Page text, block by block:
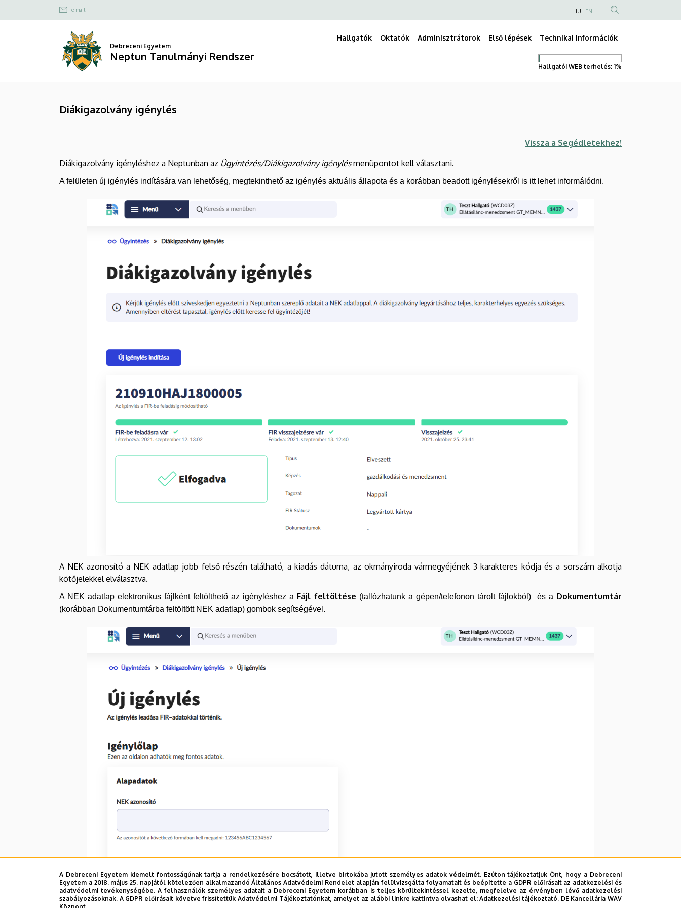
Diákigazolvány
Rendszer
a
Felső
menü
e-mail HU EN
Debreceni Egyetem
Neptun Tanulmányi Rendszer
navigáció
Hallgatók Oktatók Adminisztrátorok Első lépések Technikai információk
Hallgatói WEB terhelés: 1%
Diákigazolvány igénylés
Vissza a Segédletekhez!
Diákigazolvány igényléshez a Neptunban az Ügyintézés/Diákigazolvány igénylésmenüpontot kell választani.
A felületen új igénylés indítására van lehetőség, megtekinthető az igénylés aktuális állapota és a korábban beadott igénylésekről is itt lehet informálódni.
A NEK azonosító a NEK adatlap jobb felső részén található, a kiadás dátuma, az okmányiroda vármegyéjének 3 karakteres kódja és a sorszám alkotja
kötőjelekkel elválasztva.
A NEK adatlap elektronikus fájlként feltölthető az igényléshez a Fájl feltöltése (tallózhatunk a gépen/telefonon tárolt fájlokból) és a Dokumentumtár
(korábban Dokumentumtárba feltöltött NEK adatlap) gombok segítségével.
A Debreceni Egyetem kiemelt fontosságúnak tartja a rendelkezésére bocsátott, illetve birtokába jutott személyes adatok védelmét. Ezúton tájékoztatjuk Önt, hogy a Debreceni
Egyetem a 2018. május 25. napjától kötelezően alkalmazandó Általános Adatvédelmi Rendelet alapján felülvizsgálta folyamatait és beépítette a GDPR előírásait az adatkezelési és
adatvédelmi tevékenységébe. A felhasználók személyes adatait a Debreceni Egyetem korábban is teljes körültekintéssel kezelte, megfelelve az érvényben lévő adatkezelési
szabályozásoknak. A GDPR előírásait követve frissítettük Adatvédelmi Tájékoztatónkat, amelyet az alábbi linkre kattintva olvashat el:Adatkezelési tájékoztató. DE Kancellária WAV